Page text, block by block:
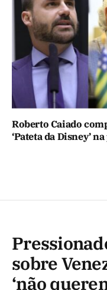
Roberto Caiado
‘Pateta da Disney’
sobre
‘não